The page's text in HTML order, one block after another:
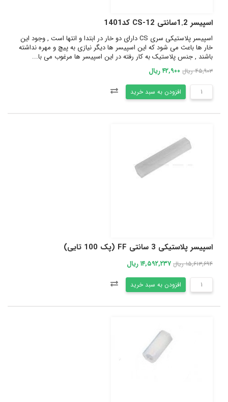
اسپیسر 1.2سانتی CS-12 کد1401
اسپیسر پلاستیکی سری CS دارای دو خار در ابتدا و انتها است , وجود این
خار ها باعث می شود که این اسپیسر ها دیگر نیازی به پیچ و مهره نداشته
باشند , جنس پلاستیک به کار رفته در این اسپیسر ها مرغوب می با...
۴۵,۹۰۳ ریال ۴۲,۹۰۰ ریال
افزودن به سبد خرید
اسپیسر پلاستیکی 3 سانتی FF (پک 100 تایی)
۱۵,۶۱۳,۶۹۴ ریال ۱۴,۵۹۲,۲۳۷ ریال
افزودن به سبد خرید